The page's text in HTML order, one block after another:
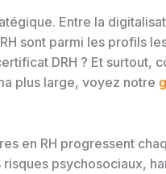
Entre la
sont parmi les profils
DRH ? Et surtout,
plus large, voyez notre
en RH progressent
psychosociaux,